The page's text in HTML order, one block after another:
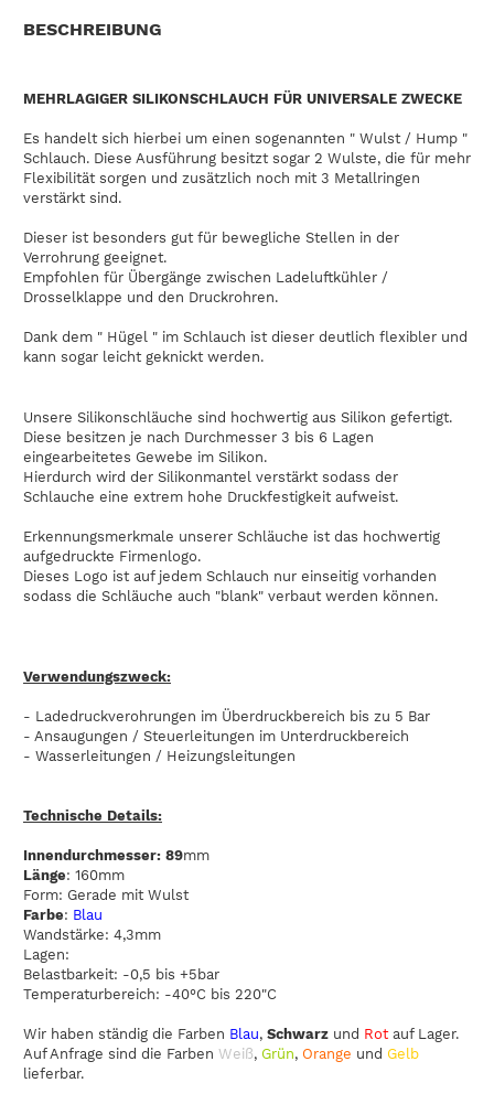
BESCHREIBUNG
MEHRLAGIGER SILIKONSCHLAUCH FÜR UNIVERSALE ZWECKE
Es handelt sich hierbei um einen sogenannten " Wulst / Hump "
Schlauch. Diese Ausführung besitzt sogar 2 Wulste, die für mehr
Flexibilität sorgen und zusätzlich noch mit 3 Metallringen
verstärkt sind.
Dieser ist besonders gut für bewegliche Stellen in der
Verrohrung geeignet.
Empfohlen für Übergänge zwischen Ladeluftkühler /
Drosselklappe und den Druckrohren.
Dank dem " Hügel " im Schlauch ist dieser deutlich flexibler und
kann sogar leicht geknickt werden.
Unsere Silikonschläuche sind hochwertig aus Silikon gefertigt.
Diese besitzen je nach Durchmesser 3 bis 6 Lagen
eingearbeitetes Gewebe im Silikon.
Hierdurch wird der Silikonmantel verstärkt sodass der
Schlauche eine extrem hohe Druckfestigkeit aufweist.
Erkennungsmerkmale unserer Schläuche ist das hochwertig
aufgedruckte Firmenlogo.
Dieses Logo ist auf jedem Schlauch nur einseitig vorhanden
sodass die Schläuche auch "blank" verbaut werden können.
Verwendungszweck:
- Ladedruckverohrungen im Überdruckbereich bis zu 5 Bar
- Ansaugungen / Steuerleitungen im Unterdruckbereich
- Wasserleitungen / Heizungsleitungen
Technische Details:
Innendurchmesser: 89mm
Länge: 160mm
Form: Gerade mit Wulst
Farbe: Blau
Wandstärke: 4,3mm
Lagen:
Belastbarkeit: -0,5 bis +5bar
Temperaturbereich: -40°C bis 220"C
Wir haben ständig die Farben Blau, Schwarz und Rot auf Lager.
Auf Anfrage sind die Farben Weiß, Grün, Orange und Gelb
lieferbar.